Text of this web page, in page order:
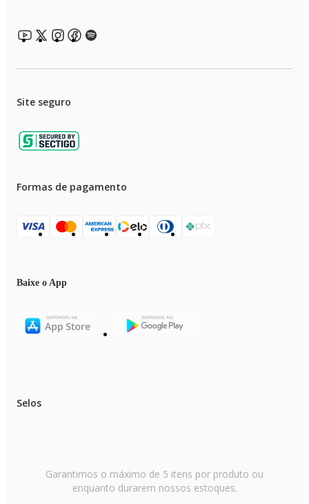
Site seguro
Formas de pagamento
Baixe o App
Selos
Garantimos o máximo de 5 itens por produto ou
enquanto durarem nossos estoques.